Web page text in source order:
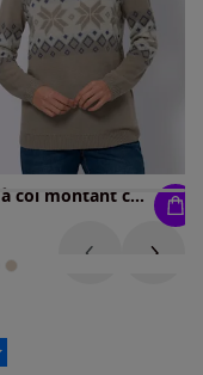
Pull à col montant col montant chaud